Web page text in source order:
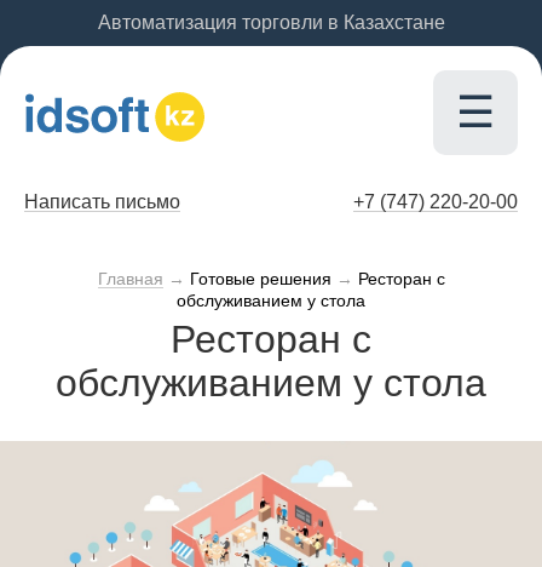
Автоматизация торговли в Казахстане
☰
Написать письмо +7 (747) 220-20-00
Главная → Готовые решения → Ресторан с
обслуживанием у стола
Ресторан с
обслуживанием у стола